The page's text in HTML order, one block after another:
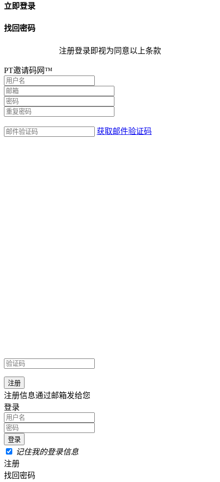
立即登录
找回密码
注册登录即视为同意以上条款
PT邀请码网™
获取邮件验证码
注册信息通过邮箱发给您
登录
记住我的登录信息
注册
找回密码